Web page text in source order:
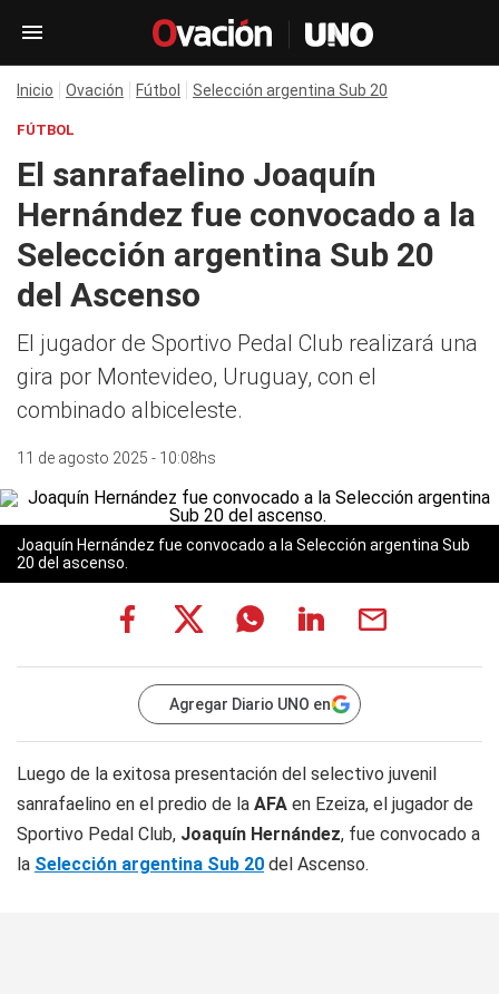
Inicio Ovación Fútbol Selección argentina Sub 20
FÚTBOL
El sanrafaelino Joaquín
Hernández fue convocado a la
Selección argentina Sub 20
del Ascenso
El jugador de Sportivo Pedal Club realizará una
gira por Montevideo, Uruguay, con el
combinado albiceleste.
11 de agosto 2025 - 10:08hs
Joaquín Hernández fue convocado a la Selección argentina Sub
20 del ascenso.
Agregar Diario UNO en
Luego de la exitosa presentación del selectivo juvenil
sanrafaelino en el predio de la AFA en Ezeiza, el jugador de
Sportivo Pedal Club, Joaquín Hernández, fue convocado a
la Selección argentina Sub 20 del Ascenso.